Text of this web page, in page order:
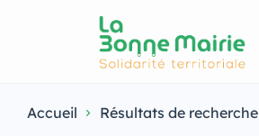
Accueil Résultats de recherche